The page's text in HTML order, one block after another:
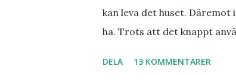
kan leva det huset.
ha. Trots att det knappt
DELA 13 KOMMENTARER